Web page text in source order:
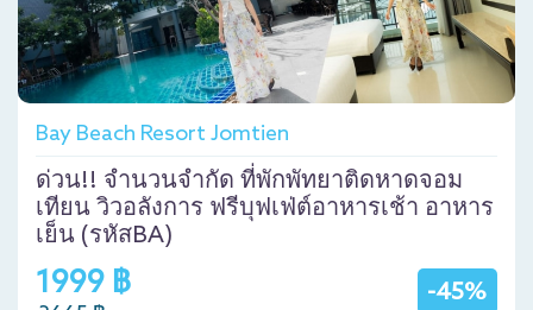
Bay Beach Resort Jomtien
ด่วน!! จำนวนจำกัด ที่พักพัทยาติดหาดจอม
เทียน วิวอลังการ ฟรีบุฟเฟ่ต์อาหารเช้า อาหาร
เย็น (รหัสBA)
-45%
1999 ฿